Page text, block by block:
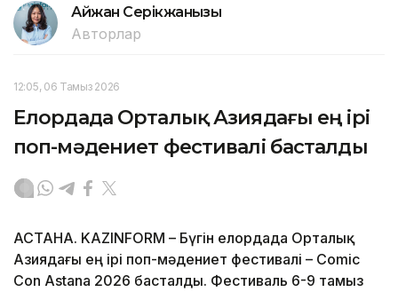
Айжан Серікжанқызы
Авторлар
12:05, 06 Тамыз 2026
Елордада Орталық Азиядағы ең ірі
поп-мәдениет фестивалі басталды
АСТАНА. KAZINFORM – Бүгін елордада Орталық
Азиядағы ең ірі поп-мәдениет фестивалі – Comic
Con Astana 2026 басталды. Фестиваль 6-9 тамыз